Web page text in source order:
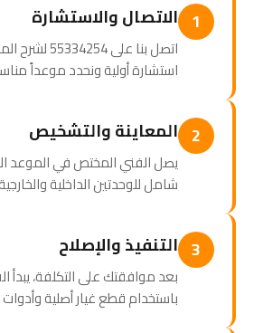
1 الاتصال والاستشارة
اتصل بنا على
استشارة أولية ونحدد موعداً
2 المعاينة والتشخيص
يصل الفني المختص في الموعد
شامل للوحدتين الداخلية
3 التنفيذ والإصلاح
بعد موافقتك على التكلفة، يبدأ
باستخدام قطع غيار أصلية